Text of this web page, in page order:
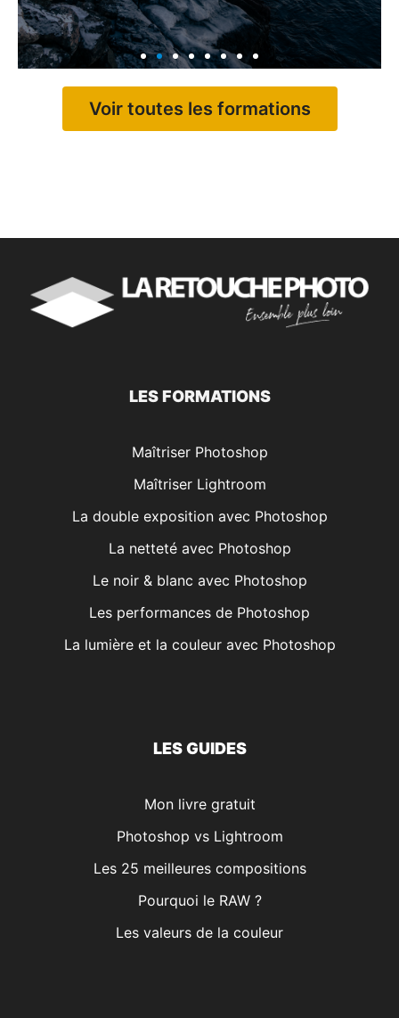
Voir toutes les formations
LES FORMATIONS
Maîtriser Photoshop
Maîtriser Lightroom
La double exposition avec Photoshop
La netteté avec Photoshop
Le noir & blanc avec Photoshop
Les performances de Photoshop
La lumière et la couleur avec Photoshop
LES GUIDES
Mon livre gratuit
Photoshop vs Lightroom
Les 25 meilleures compositions
Pourquoi le RAW ?
Les valeurs de la couleur